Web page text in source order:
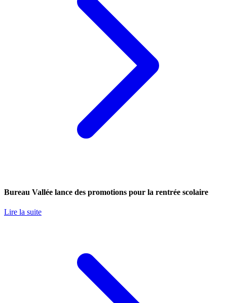
Bureau Vallée lance des promotions pour la rentrée scolaire
Lire la suite